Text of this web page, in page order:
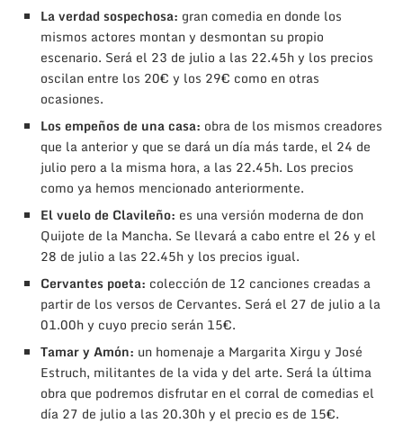
La verdad sospechosa: gran comedia en donde los
mismos actores montan y desmontan su propio
escenario. Será el 23 de julio a las 22.45h y los precios
oscilan entre los 20€ y los 29€ como en otras
ocasiones.
Los empeños de una casa: obra de los mismos creadores
que la anterior y que se dará un día más tarde, el 24 de
julio pero a la misma hora, a las 22.45h. Los precios
como ya hemos mencionado anteriormente.
El vuelo de Clavileño: es una versión moderna de don
Quijote de la Mancha. Se llevará a cabo entre el 26 y el
28 de julio a las 22.45h y los precios igual.
Cervantes poeta: colección de 12 canciones creadas a
partir de los versos de Cervantes. Será el 27 de julio a la
01.00h y cuyo precio serán 15€.
Tamar y Amón: un homenaje a Margarita Xirgu y José
Estruch, militantes de la vida y del arte. Será la última
obra que podremos disfrutar en el corral de comedias el
día 27 de julio a las 20.30h y el precio es de 15€.